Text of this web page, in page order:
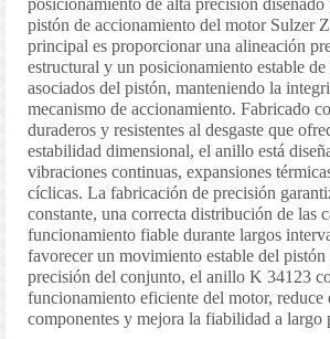
posicionamiento de alta precisión
pistón de accionamiento del motor Sulzer
principal es proporcionar una alineación
estructural y un posicionamiento estable
asociados del pistón, manteniendo la
mecanismo de accionamiento. Fabricado
duraderos y resistentes al desgaste que
estabilidad dimensional, el anillo está
vibraciones continuas, expansiones
cíclicas. La fabricación de precisión
constante, una correcta distribución de las
funcionamiento fiable durante largos
favorecer un movimiento estable del pistón
precisión del conjunto, el anillo K 34123
funcionamiento eficiente del motor, reduce
componentes y mejora la fiabilidad a largo